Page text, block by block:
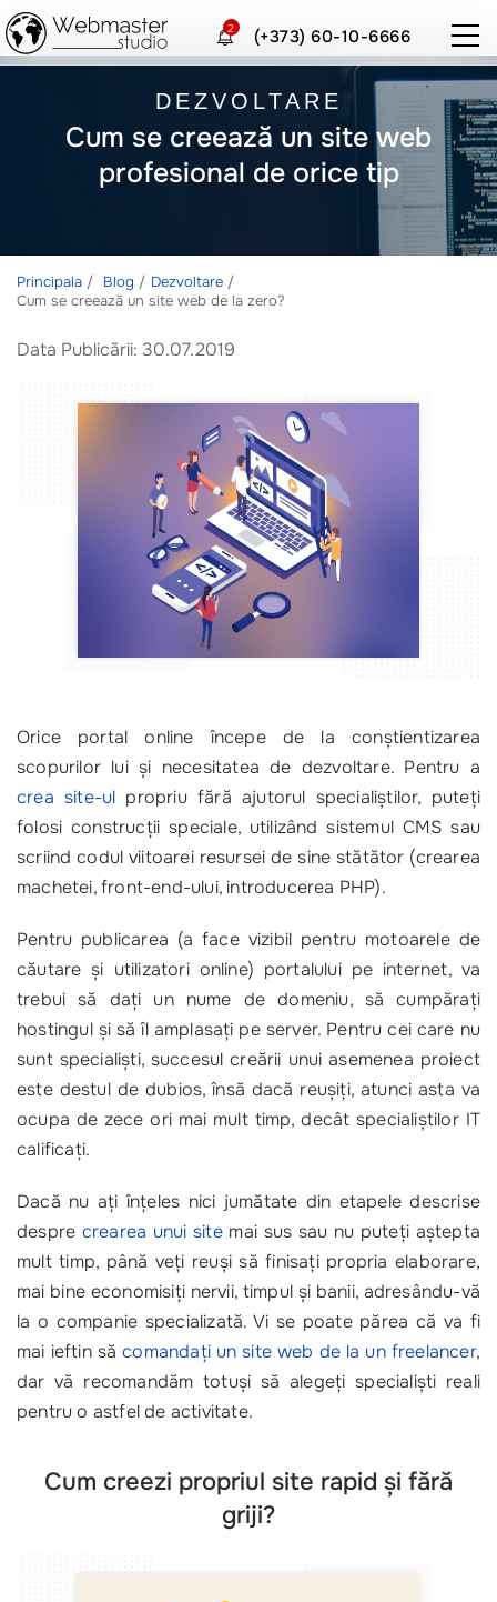
(+373) 60-10-6666
2
DEZVOLTARE
Cum se creează un site web
profesional de orice tip
Principala Blog
Dezvoltare
Cum se creează un site web de la zero?
Data Publicării: 30.07.2019
Orice portal online începe de la conștientizarea
scopurilor lui și necesitatea de dezvoltare. Pentru a
crea site-ul propriu fără ajutorul specialiștilor, puteți
folosi construcții speciale, utilizând sistemul CMS sau
scriind codul viitoarei resursei de sine stătător (crearea
machetei, front-end-ului, introducerea PHP).
Pentru publicarea (a face vizibil pentru motoarele de
căutare și utilizatori online) portalului pe internet, va
trebui să dați un nume de domeniu, să cumpărați
hostingul și să îl amplasați pe server. Pentru cei care nu
sunt specialiști, succesul creării unui asemenea proiect
este destul de dubios, însă dacă reușiți, atunci asta va
ocupa de zece ori mai mult timp, decât specialiștilor IT
calificați.
Dacă nu ați înțeles nici jumătate din etapele descrise
despre crearea unui sitemai sus sau nu puteți aștepta
mult timp, până veți reuși să finisați propria elaborare,
mai bine economisiți nervii, timpul și banii, adresându-vă
la o companie specializată. Vi se poate părea că va fi
mai ieftin săcomandați un site web de la un freelancer,
dar vă recomandăm totuși să alegeți specialiști reali
pentru o astfel de activitate.
Cum creezi propriul site rapid și fără
griji?